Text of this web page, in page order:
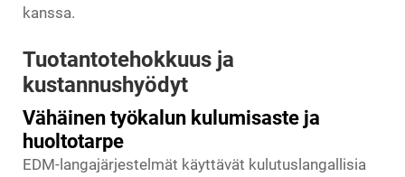
kanssa.
Tuotantotehokkuus ja
kustannushyödyt
Vähäinen työkalun kulumisaste ja
huoltotarpe
EDM-langajärjestelmät käyttävät kulutuslangallisia